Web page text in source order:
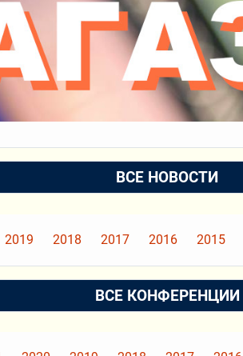
ВСЕ НОВОСТИ
2019 2018 2017 2016 2015
ВСЕ КОНФЕРЕНЦИИ